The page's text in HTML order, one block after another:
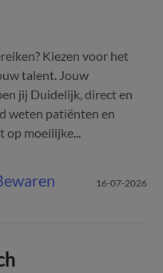
Kiezen voor het
talent. Jouw
jij Duidelijk, direct en
weten patiënten en
op moeilijke...
16-07-2026